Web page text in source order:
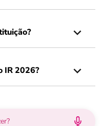
IR 2026?